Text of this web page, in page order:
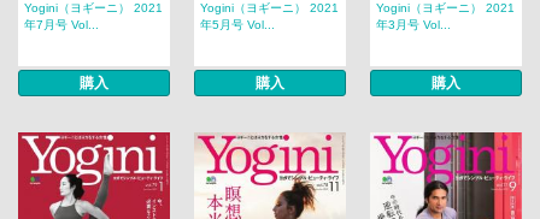
Yogini（ヨギーニ） 2021
年7月号 Vol...
購入
Yogini（ヨギーニ） 2021
年5月号 Vol...
購入
Yogini（ヨギーニ） 2021
年3月号 Vol...
購入